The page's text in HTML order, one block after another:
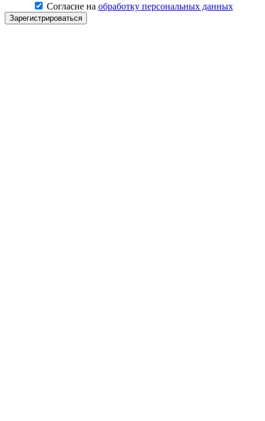
Согласие на обработку персональных данных
Зарегистрироваться